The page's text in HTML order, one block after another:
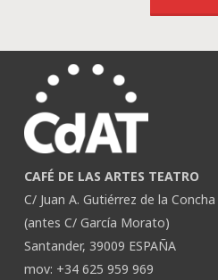
CAFÉ DE LAS ARTES TEATRO
C/ Juan A. Gutiérrez de la
(antes C/ García Morato)
Santander, 39009 ESPAÑA
mov: +34 625 959 969